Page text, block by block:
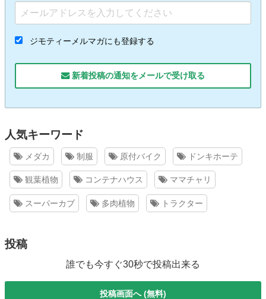
ジモティーメルマガにも登録する
新着投稿の通知をメールで受け取る
人気キーワード
メダカ 制服 原付バイク ドンキホーテ
観葉植物 コンテナハウス ママチャリ
スーパーカブ 多肉植物 トラクター
投稿
誰でも今すぐ30秒で投稿出来る
投稿画面へ (無料)